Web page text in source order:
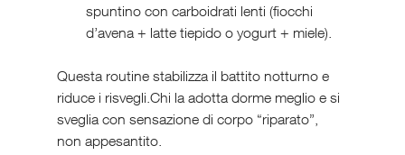
spuntino con carboidrati lenti (fiocchi
d’avena + latte tiepido o yogurt + miele).
Questa routine stabilizza il battito notturno e
riduce i risvegli.Chi la adotta dorme meglio e si
sveglia con sensazione di corpo “riparato”,
non appesantito.